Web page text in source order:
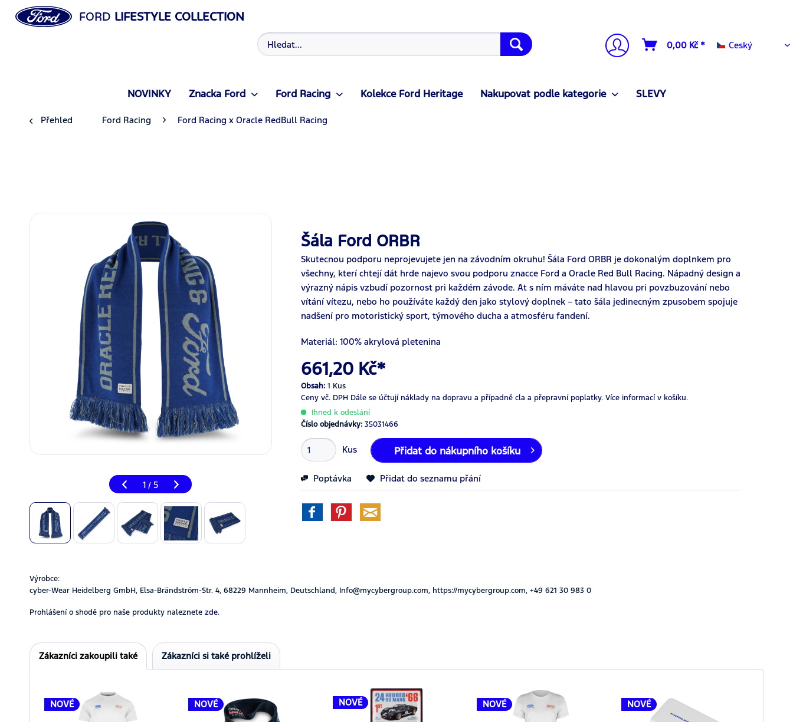
FORD LIFESTYLE COLLECTION
0,00 Kč * Ceský
Ceský
NOVINKY Znacka Ford Ford Racing Kolekce Ford Heritage Nakupovat podle kategorie SLEVY
Přehled Ford Racing Ford Racing x Oracle RedBull Racing
1 / 5
Šála Ford ORBR
Skutecnou podporu neprojevujete jen na závodním okruhu! Šála Ford ORBR je dokonalým doplnkem pro
všechny, kterí chtejí dát hrde najevo svou podporu znacce Ford a Oracle Red Bull Racing. Nápadný design a
výrazný nápis vzbudí pozornost pri každém závode. At s ním máváte nad hlavou pri povzbuzování nebo
vítání vítezu, nebo ho používáte každý den jako stylový doplnek – tato šála jedinecným zpusobem spojuje
nadšení pro motoristický sport, týmového ducha a atmosféru fandení.
Materiál: 100% akrylová pletenina
661,20 Kč*
Obsah:1 Kus
Ceny vč. DPH Dále se účtují náklady na dopravu a případně cla a přepravní poplatky. Více informací v košíku.
Ihned k odeslání
Číslo objednávky:35031466
Kus Přidat do nákupního košíku
Poptávka Přidat do seznamu přání
Výrobce:
cyber-Wear Heidelberg GmbH, Elsa-Brändström-Str. 4, 68229 Mannheim, Deutschland, Info@mycybergroup.com, https://mycybergroup.com, +49 621 30 983 0
Prohlášení o shodě pro naše produkty naleznete zde.
Zákazníci zakoupili také Zákazníci si také prohlíželi
NOVÉ NOVÉ NOVÉ NOVÉ NOVÉ